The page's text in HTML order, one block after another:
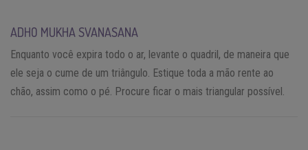
ADHO MUKHA SVANASANA
Enquanto você expira todo o ar, levante o quadril, de maneira que
ele seja o cume de um triângulo. Estique toda a mão rente ao
chão, assim como o pé. Procure ficar o mais triangular possível.